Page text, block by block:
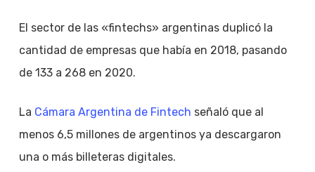
El sector de las «fintechs» argentinas duplicó la
cantidad de empresas que había en 2018, pasando
de 133 a 268 en 2020.
La Cámara Argentina de Fintech señaló que al
menos 6,5 millones de argentinos ya descargaron
una o más billeteras digitales.